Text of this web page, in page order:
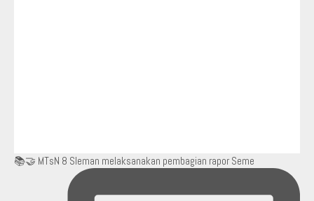
📚🤝 MTsN 8 Sleman melaksanakan pembagian rapor Seme